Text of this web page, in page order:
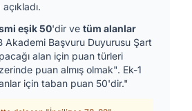
eşik 50'dir ve tüm alanlar
Akademi Başvuru Duyurusu Şart
alan için puan türleri
puan almış olmak". Ek-1
için taban puan 50'dir."